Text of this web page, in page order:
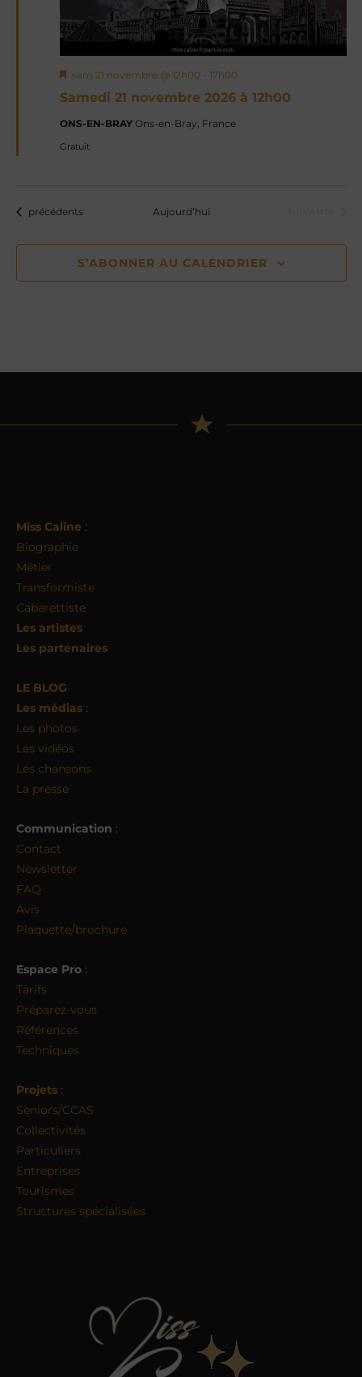
Samedi 21 novembre 2026 à 12h00
Mis
avant
sam 21 novembre @ 12h00 - 17h00
ONS-EN-BRAY Ons-en-Bray, France
Gratuit
Évènements
précédents Aujourd’hui
S’ABONNER AU CALENDRIER
Miss Caline :
Biographie
Métier
Transformiste
Cabarettiste
Les artistes
Les partenaires
LE BLOG
Les médias :
Les photos
Les vidéos
Les chansons
La presse
Communication :
Contact
Newsletter
FAQ
Avis
Plaquette/brochure
Espace Pro :
Tarifs
Préparez-vous
Références
Techniques
Projets :
Seniors/CCAS
Collectivités
Particuliers
Entreprises
Tourismes
Structures spécialisées